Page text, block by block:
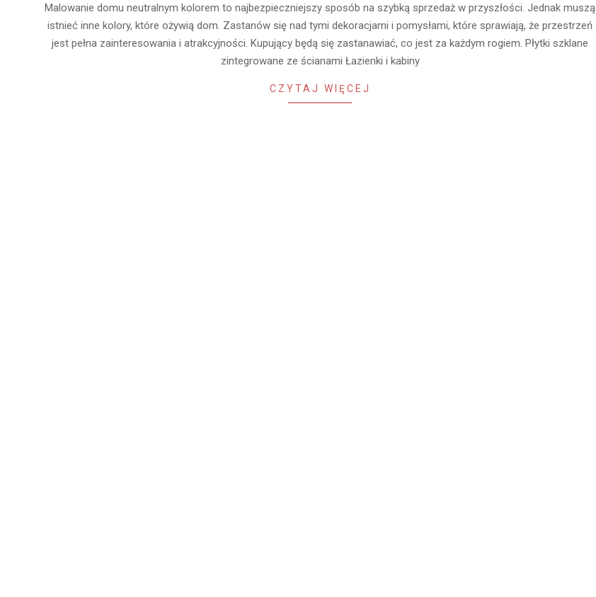
Malowanie domu neutralnym kolorem to najbezpieczniejszy sposób na szybką sprzedaż w przyszłości. Jednak muszą
istnieć inne kolory, które ożywią dom. Zastanów się nad tymi dekoracjami i pomysłami, które sprawiają, że przestrzeń
jest pełna zainteresowania i atrakcyjności. Kupujący będą się zastanawiać, co jest za każdym rogiem. Płytki szklane
zintegrowane ze ścianami Łazienki i kabiny
CZYTAJ WIĘCEJ